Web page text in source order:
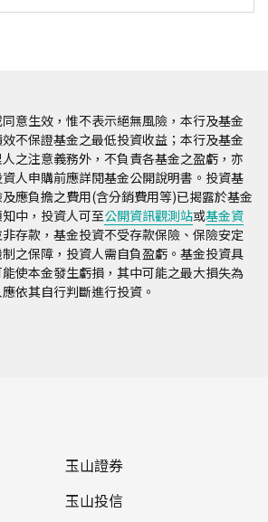
意生效，惟不表示絕無風險，本行及基金
不保證基金之最低投資收益；本行及基金
之注意義務外，不負責各基金之盈虧，亦
人申購前應詳閱基金公開說明書。投資基
應負擔之費用(含分銷費用等)已揭露於基金
中，投資人可至公開資訊觀測站或基金資
存款，基金投資不受存款保險、保險安定
之保障，投資人需自負盈虧。基金投資具
使本金發生虧損，其中可能之最大損失為
依其自行判斷進行投資。
玉山證券
玉山投信